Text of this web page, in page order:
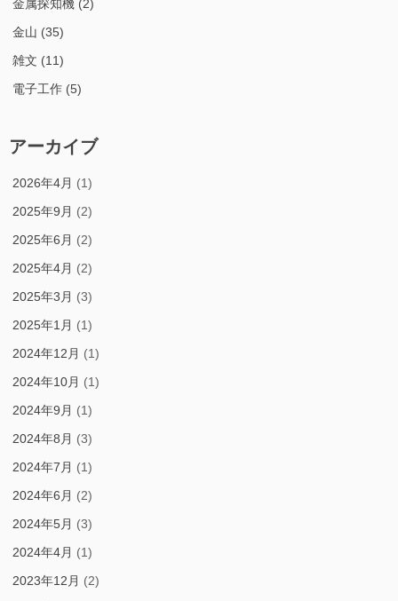
金属探知機 (2)
金山 (35)
雑文 (11)
電子工作 (5)
アーカイブ
2026年4月 (1)
2025年9月 (2)
2025年6月 (2)
2025年4月 (2)
2025年3月 (3)
2025年1月 (1)
2024年12月 (1)
2024年10月 (1)
2024年9月 (1)
2024年8月 (3)
2024年7月 (1)
2024年6月 (2)
2024年5月 (3)
2024年4月 (1)
2023年12月 (2)